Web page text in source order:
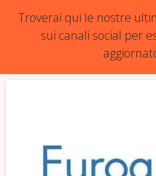
Troverai qui le nostre
sui canali social per